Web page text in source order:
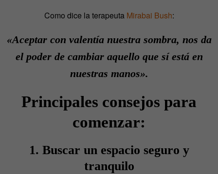
Como dice la terapeuta Mirabai Bush:
«Aceptar con valentía nuestra sombra, nos da
el poder de cambiar aquello que sí está en
nuestras manos».
Principales consejos para
comenzar:
1. Buscar un espacio seguro y
tranquilo